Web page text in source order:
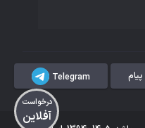
Telegram
درخواست
آفلاین